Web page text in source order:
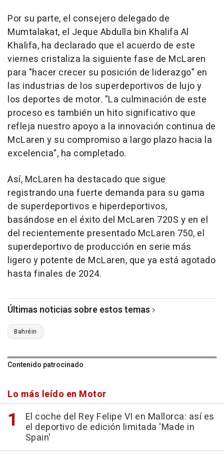
Por su parte, el consejero delegado de
Mumtalakat, el Jeque Abdulla bin Khalifa Al
Khalifa, ha declarado que el acuerdo de este
viernes cristaliza la siguiente fase de McLaren
para "hacer crecer su posición de liderazgo" en
las industrias de los superdeportivos de lujo y
los deportes de motor. "La culminación de este
proceso es también un hito significativo que
refleja nuestro apoyo a la innovación continua de
McLaren y su compromiso a largo plazo hacia la
excelencia", ha completado.
Así, McLaren ha destacado que sigue
registrando una fuerte demanda para su gama
de superdeportivos e hiperdeportivos,
basándose en el éxito del McLaren 720S y en el
del recientemente presentado McLaren 750, el
superdeportivo de producción en serie más
ligero y potente de McLaren, que ya está agotado
hasta finales de 2024.
Últimas noticias sobre estos temas
Bahréin
Contenido patrocinado
Lo más leído en Motor
El coche del Rey Felipe VI en Mallorca: así es
el deportivo de edición limitada 'Made in
Spain'